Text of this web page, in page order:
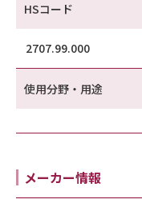
HSコード
2707.99.000
使用分野・用途
メーカー情報